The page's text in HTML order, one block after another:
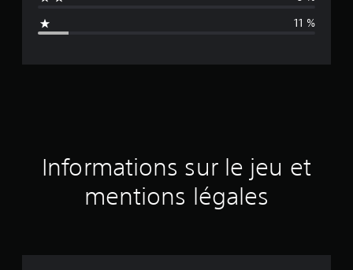
n
d
a
s
11 %
Informations sur le jeu et
mentions légales